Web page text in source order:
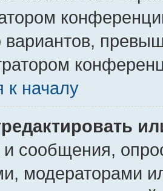
вариантов,
к началу
сообщения,
модераторами